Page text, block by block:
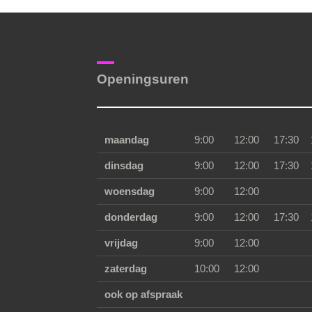
Openingsuren
maandag 9:00 12:00 17:30
dinsdag 9:00 12:00 17:30
woensdag 9:00 12:00
donderdag 9:00 12:00 17:30
vrijdag 9:00 12:00
zaterdag 10:00 12:00
ook op afspraak